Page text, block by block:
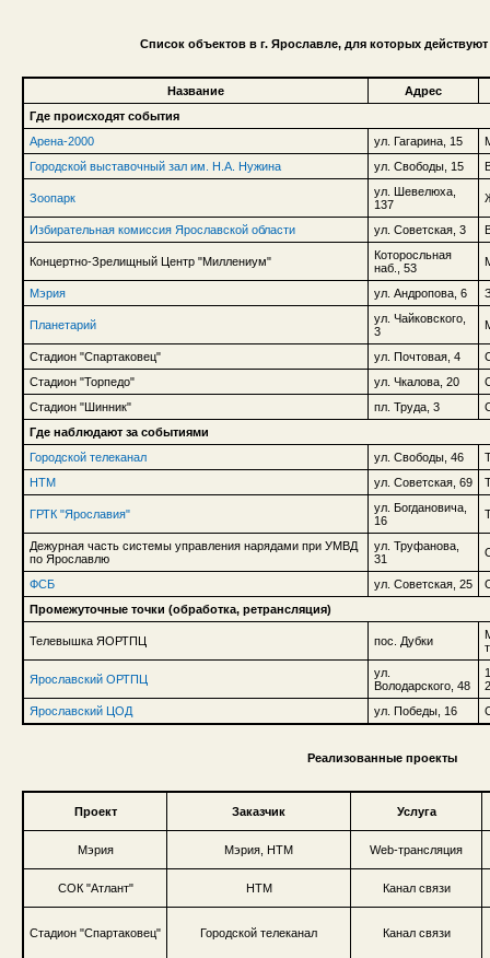
Список объектов в г. Ярославле, для которых
Название
Адрес
Где происходят события
Арена-2000
ул. Гагарина, 15
Городской выставочный зал им. Н.А. Нужина
ул. Свободы, 15
Зоопарк
ул. Шевелюха,
137
Избирательная комиссия Ярославской области ул. Советская, 3
Концертно-Зрелищный Центр "Миллениум"
Которосльная
наб., 53
Мэрия ул. Андропова, 6
Планетарий
ул. Чайковского,
3
Стадион "Спартаковец" ул. Почтовая, 4
Стадион "Торпедо"
ул. Чкалова, 20
Стадион "Шинник"
пл. Труда, 3
Где наблюдают за событиями
Городской телеканал
ул. Свободы, 46
НТМ
ул. Советская, 69
ГРТК "Ярославия"
ул. Богдановича,
16
Дежурная часть системы управления нарядами при УМВД
по Ярославлю
ул. Труфанова,
31
ФСБ ул. Советская, 25
Промежуточные точки (обработка, ретрансляция)
Телевышка ЯОРТПЦ пос. Дубки
Ярославский ОРТПЦ
ул.
Володарского, 48
Ярославский ЦОД
ул. Победы, 16
Реализованные проекты
Проект Заказчик Услуга
Мэрия Мэрия, НТМ Web-трансляция
СОК "Атлант" НТМ Канал связи
Стадион "Спартаковец" Городской телеканал Канал связи